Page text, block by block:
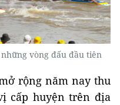
vòng đấu đầu tiên
rộng năm nay thu
cấp huyện trên địa